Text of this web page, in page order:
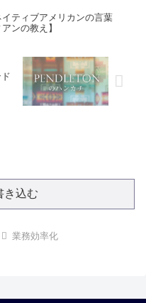
ティブアメリカンの言葉
アンの教え】
き込む
業務効率化